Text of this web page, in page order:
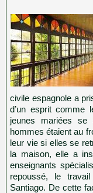
civile espagnole a
d’un esprit comme
jeunes mariées se
hommes étaient au
leur vie si elles se
la maison, elle a
enseignants
repoussé, le
Santiago. De cette